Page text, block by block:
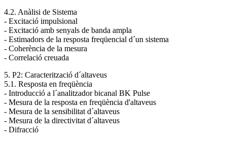
4.2. Anàlisi de Sistema
- Excitació impulsional
- Excitació amb senyals de banda ampla
- Estimadors de la resposta freqüencial d´un sistema
- Coherència de la mesura
- Correlació creuada
5. P2: Caracterització d´altaveus
5.1. Resposta en freqüència
- Introducció a l´analitzador bicanal BK Pulse
- Mesura de la resposta en freqüència d'altaveus
- Mesura de la sensibilitat d´altaveus
- Mesura de la directivitat d´altaveus
- Difracció